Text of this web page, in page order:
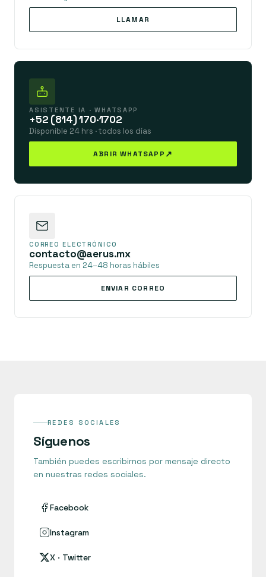
LLAMAR
ASISTENTE IA · WHATSAPP
+52 (814) 170·1702
Disponible 24 hrs · todos los días
ABRIR WHATSAPP ↗
CORREO ELECTRÓNICO
contacto@aerus.mx
Respuesta en 24–48 horas hábiles
ENVIAR CORREO
REDES SOCIALES
Síguenos
También puedes escribirnos por mensaje directo
en nuestras redes sociales.
Facebook
Instagram
X · Twitter